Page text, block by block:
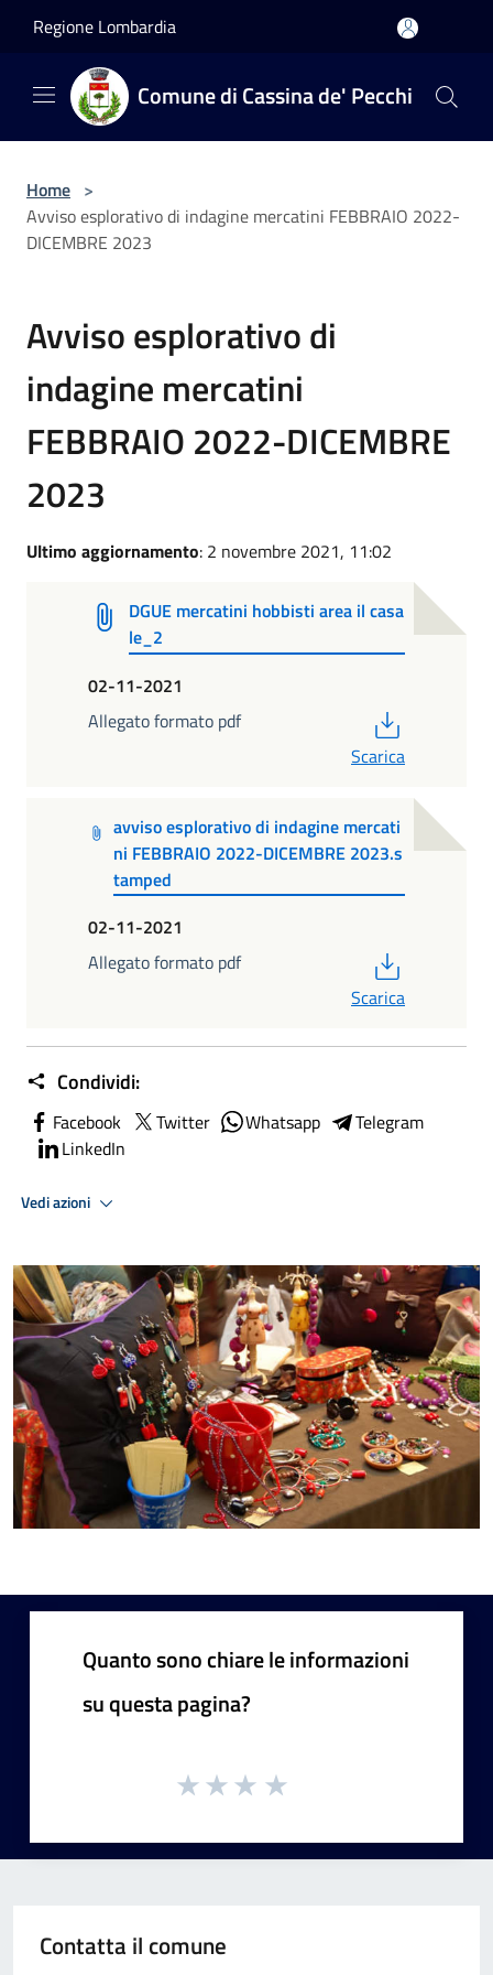
Regione Lombardia
Comune di Cassina de' Pecchi
Home >
Avviso esplorativo di indagine mercatini FEBBRAIO 2022-
DICEMBRE 2023
Avviso esplorativo di
indagine mercatini
FEBBRAIO 2022-DICEMBRE
2023
Ultimo aggiornamento: 2 novembre 2021, 11:02
DGUE mercatini hobbisti area il casa
le_2
02-11-2021
Allegato formato pdf
Scarica
avviso esplorativo di indagine mercati
ni FEBBRAIO 2022-DICEMBRE 2023.s
tamped
02-11-2021
Allegato formato pdf
Scarica
Condividi:
Facebook Twitter Whatsapp
Telegram
LinkedIn
Vedi azioni
Quanto sono chiare le informazioni
su questa pagina?
Contatta il comune